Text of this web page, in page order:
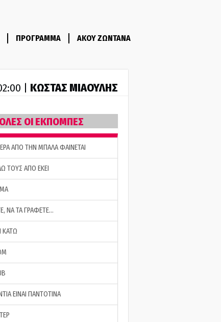
ΠΡΟΓΡΑΜΜΑ ΑΚΟΥ ΖΩΝΤΑΝΑ
| ΚΩΣΤΑΣ ΜΙΑΟΥΛΗΣ
ΟΛΕΣ ΟΙ ΕΚΠΟΜΠΕΣ
ΑΠΟ ΤΗΝ ΜΠΑΛΑ ΦΑΙΝΕΤΑΙ
ΤΟΥΣ ΑΠΟ ΕΚΕΙ
ΝΑ ΤΑ ΓΡΑΦΕΤΕ…
ΚΑΤΩ
ΕΙΝΑΙ ΠΑΝΤΟΤΙΝΑ